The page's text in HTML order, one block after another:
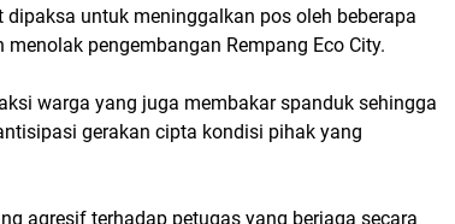
untuk meninggalkan pos oleh beberapa
pengembangan Rempang Eco City.
warga yang juga membakar spanduk sehingga
gerakan cipta kondisi pihak yang
agresif terhadap petugas yang berjaga secara